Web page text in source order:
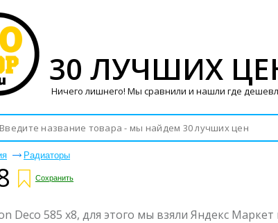
Радиаторы
Сохранить
585 x8, для этого мы взяли Яндекс Маркет
30 ЛУЧШИХ
Ничего лишнего! Мы сравнили и нашли где